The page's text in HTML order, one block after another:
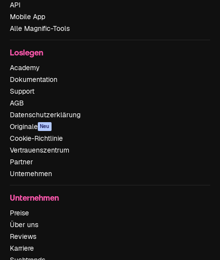
API
Mobile App
Alle Magnific-Tools
Loslegen
Academy
Dokumentation
Support
AGB
Datenschutzerklärung
Originale Neu
Cookie-Richtlinie
Vertrauenszentrum
Partner
Unternehmen
Unternehmen
Preise
Über uns
Reviews
Karriere